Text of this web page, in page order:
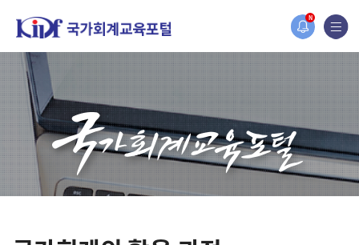
N
홈페이지가 새롭게 개편되었습니다.
한국조세재정연구원홈페이지가 새롭게 개설되었습니다.